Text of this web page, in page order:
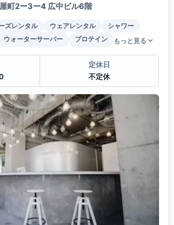
町2ー3ー4 広中ビル6階
ズレンタル ウェアレンタル
シャワー
ウォーターサーバー プロテイン もっと見る
定休日
不定休